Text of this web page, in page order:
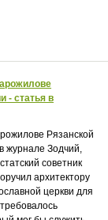
- статья в
Рязанской
журнале Зодчий,
советник
архитектору
церкви для